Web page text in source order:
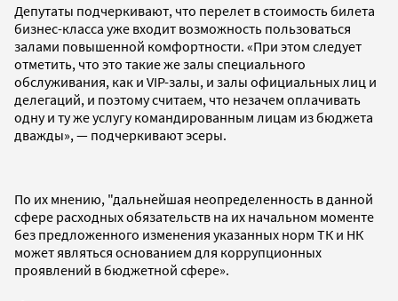
Депутаты подчеркивают, что перелет в стоимость билета
бизнес-класса уже входит возможность пользоваться
залами повышенной комфортности. «При этом следует
отметить, что это такие же залы специального
обслуживания, как и VIP-залы, и залы официальных лиц и
делегаций, и поэтому считаем, что незачем оплачивать
одну и ту же услугу командированным лицам из бюджета
дважды», — подчеркивают эсеры.
По их мнению, "дальнейшая неопределенность в данной
сфере расходных обязательств на их начальном моменте
без предложенного изменения указанных норм ТК и НК
может являться основанием для коррупционных
проявлений в бюджетной сфере».